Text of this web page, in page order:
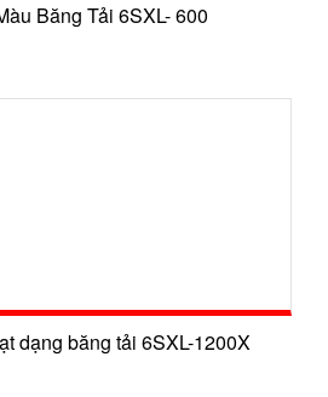
Băng Tải 6SXL- 600
dạng băng tải 6SXL-1200X